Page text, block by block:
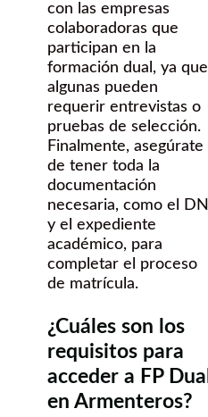
con las empresas
colaboradoras que
participan en la
formación dual, ya que
algunas pueden
requerir entrevistas o
pruebas de selección.
Finalmente, asegúrate
de tener toda la
documentación
necesaria, como el DNI
y el expediente
académico, para
completar el proceso
de matrícula.
¿Cuáles son los
requisitos para
acceder a FP Dual
en Armenteros?